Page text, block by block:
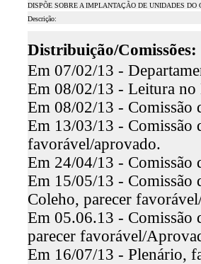
DISPÕE SOBRE A IMPLANTAÇÃO DE UNIDADES
Descrição:
Distribuição/Comissões:
Em 07/02/13 -
Em 08/02/13 - Leitura no
Em 08/02/13 - Comissão
Em 13/03/13 - Comissão
favorável/aprovado.
Em 24/04/13 - Comissão
Em 15/05/13 - Comissão
Coleho, parecer
Em 05.06.13 - Comissão
parecer favorável/
Em 16/07/13 - Plenário,